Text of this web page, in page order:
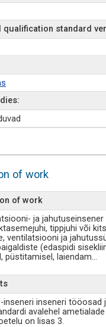
qualification standard
of work
of work
ja jahutuseinsener
tippjuhi või
ventilatsiooni ja
(edaspidi
püstitamisel, laiendam...
inseneri inseneri tööosad
avalehel
on lisas 3.